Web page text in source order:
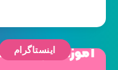
اینستاگرام